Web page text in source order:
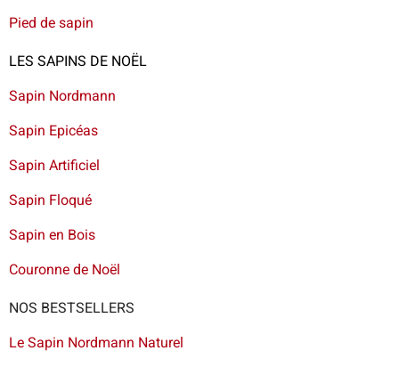
Pied de sapin
LES SAPINS DE NOËL
Sapin Nordmann
Sapin Epicéas
Sapin Artificiel
Sapin Floqué
Sapin en Bois
Couronne de Noël
NOS BESTSELLERS
Le Sapin Nordmann Naturel